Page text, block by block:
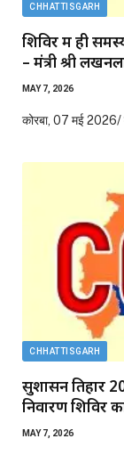
CHHATTISGARH
शिविर में ही
– मंत्री श्री
MAY 7, 2026
कोरबा, 07 मई 2026/
CHHATTISGARH
सुशासन तिहार
निवारण
MAY 7, 2026